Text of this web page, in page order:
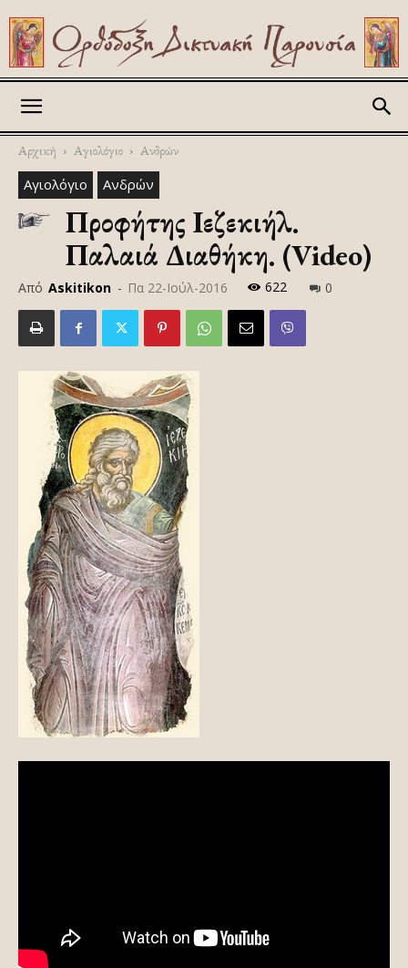
Αρχική Αγιολόγιο Ανδρών
Αγιολόγιο Ανδρών
Προφήτης Ιεζεκιήλ.
Παλαιά Διαθήκη. (Video)
Από Askitikon - Πα 22-Ιούλ-2016 622 0